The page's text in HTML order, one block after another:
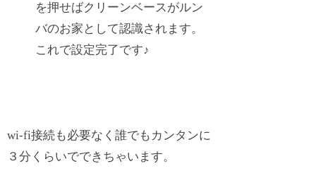
を押せばクリーンベースがルン
バのお家として認識されます。
これで設定完了です♪
wi-fi接続も必要なく誰でもカンタンに
３分くらいでできちゃいます。